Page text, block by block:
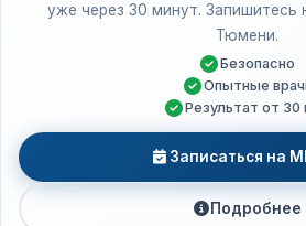
уже через 30 минут. Запишитесь
Тюмени.
Безопасно
Опытные
Результат от 30
Записаться на
Подробнее